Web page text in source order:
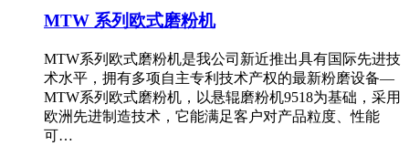
MTW 系列欧式磨粉机
MTW系列欧式磨粉机是我公司新近推出具有国际先进技
术水平，拥有多项自主专利技术产权的最新粉磨设备—
MTW系列欧式磨粉机，以悬辊磨粉机9518为基础，采用
欧洲先进制造技术，它能满足客户对产品粒度、性能
可…